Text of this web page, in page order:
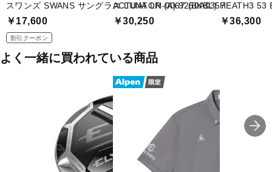
スワンズ SWANS サングラス LUNA LN-0067 (BKBL)
￥17,600
割引クーポン
ACTUATOR (A) 9250A0357
￥30,250
HEATH3 53
￥36,300
よく一緒に買われている商品